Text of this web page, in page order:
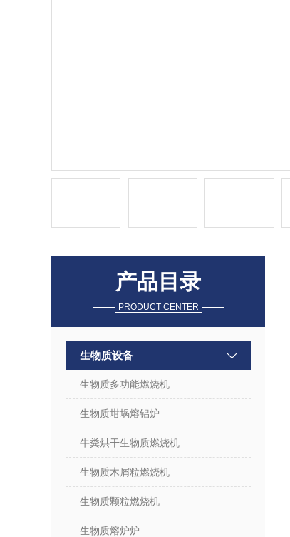
产品目录
PRODUCT CENTER
生物质设备
生物质多功能燃烧机
生物质坩埚熔铝炉
牛粪烘干生物质燃烧机
生物质木屑粒燃烧机
生物质颗粒燃烧机
生物质熔炉炉